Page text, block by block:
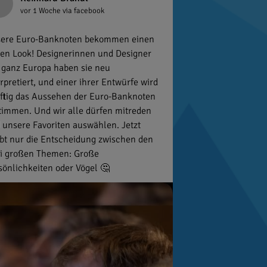
vor 1 Woche via facebook
Euro-Banknoten bekommen einen
Look! Designerinnen und Designer
Europa haben sie neu
und einer ihrer Entwürfe wird
das Aussehen der Euro-Banknoten
Und wir alle dürfen mitreden
unsere Favoriten auswählen. Jetzt
nur die Entscheidung zwischen den
großen Themen: Große
oder Vögel 🤔